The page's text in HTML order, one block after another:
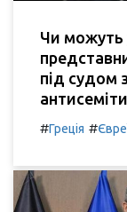
Чи можуть
під судом
#Греція #